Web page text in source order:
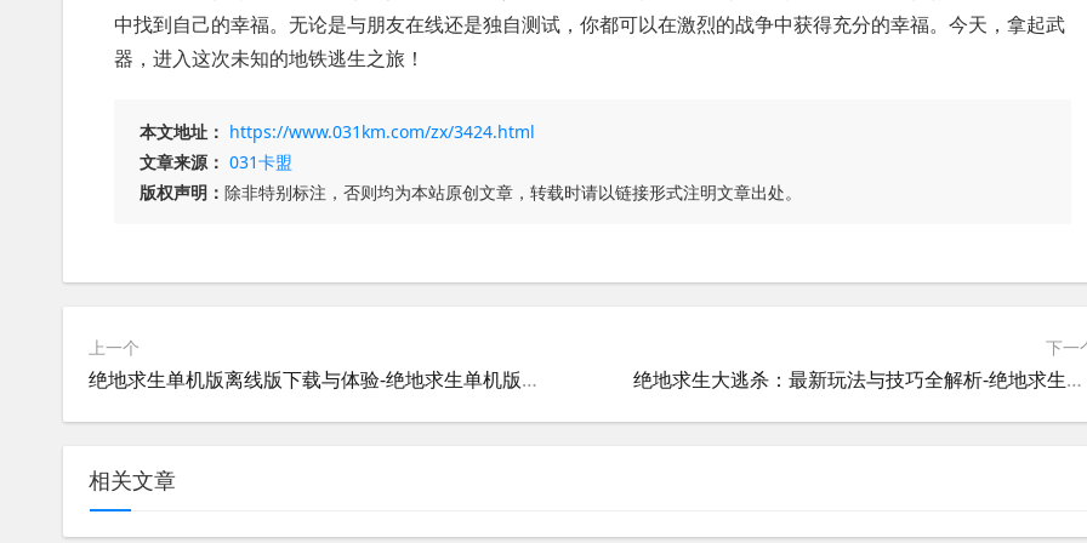
中找到自己的幸福。无论是与朋友在线还是独自测试，你都可以在激烈的战争中获得充分的幸福。今天，拿起武
器，进入这次未知的地铁逃生之旅！
本文地址： https://www.031km.com/zx/3424.html
文章来源： 031卡盟
版权声明： 除非特别标注，否则均为本站原创文章，转载时请以链接形式注明文章出处。
上一个
绝地求生单机版离线版下载与体验-绝地求生单机版离线版游戏评测与玩法指南
下一
绝地求生大逃杀：最新玩法与技巧全解析-绝地求生大逃杀最新版本更新内容及玩家攻略
相关文章